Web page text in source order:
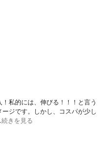
私的には、伸びる！！！と言う
ジです。しかし、コスパが少し
続きを見る